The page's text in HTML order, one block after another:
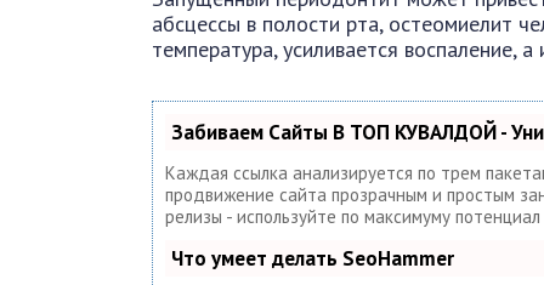
абсцессы в полости рта, остеомиелит
температура, усиливается воспаление,
Забиваем Сайты В ТОП КУВАЛДОЙ -
Каждая ссылка анализируется по трем
продвижение сайта прозрачным и простым
релизы - используйте по максимуму
Что умеет делать SeoHammer